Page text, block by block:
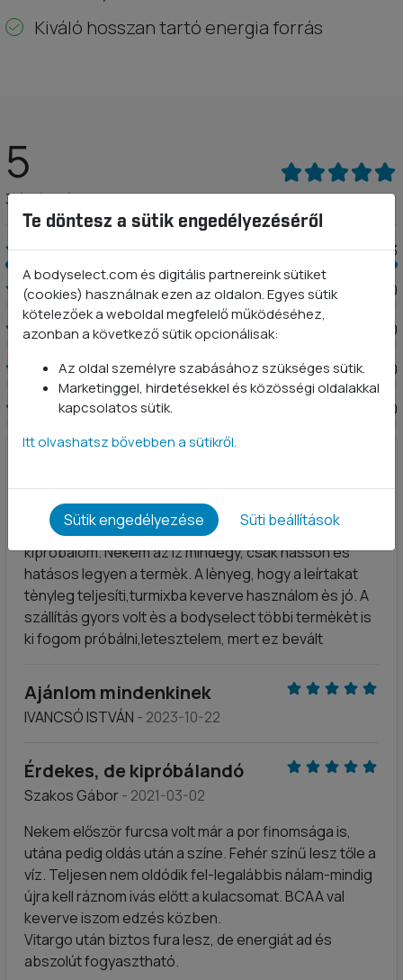
Kiváló hosszan tartó energia forrás
5
3 értékelés
3
0
0
0
0
Csáki József- 2026-04-10
Másik márka vitargója megszünt,így gondoltam
kipróbálom. Nekem az íz mindegy, csak hasson ès
hatásos legyen a termèk. A lènyeg, hogy a leírtakat
tènyleg teljesíti,turmixba keverve használom ès jó. A
szállítás gyors volt ès a bodyselect többi termèkèt is
ki fogom próbálni,letesztelem, mert ez bevált
Ajánlom mindenkinek
IVANCSÓ ISTVÁN - 2023-10-22
Érdekes, de kipróbálandó
Szakos Gábor- 2021-03-02
Nekem először furcsa volt már a por finomsága is,
utána pedig oldás után a színe. Fehér színű lesz tőle a
víz. Teljesen nem oldódik fel-legalábbis nálam-mindig
újra kell ráznom ivás előtt a kulacsomat. BCAA val
keverve iszom edzés közben.
Vitargo után biztos fura lesz, de energiát ad és
abszolút fogyasztható.
Te döntesz a sütik engedélyezéséről
A bodyselect.com és digitális partnereink sütiket
(cookies) használnak ezen az oldalon. Egyes sütik
kötelezőek a weboldal megfelelő működéséhez,
azonban a következő sütik opcionálisak:
Az oldal személyre szabásához szükséges sütik.
Marketinggel, hirdetésekkel és közösségi oldalakkal
kapcsolatos sütik.
Itt olvashatsz bővebben a sütikről.
Sütik engedélyezése Süti beállítások